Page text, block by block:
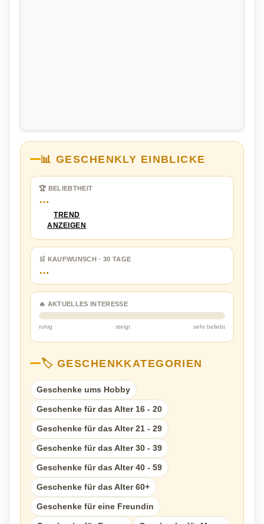
📊 GESCHENKLY EINBLICKE
🏆 BELIEBTHEIT
…
TREND
ANZEIGEN
🛒 KAUFWUNSCH · 30 TAGE
…
🔥 AKTUELLES INTERESSE
ruhig steigt sehr beliebt
🏷️ GESCHENKKATEGORIEN
Geschenke ums Hobby
Geschenke für das Alter 16 - 20
Geschenke für das Alter 21 - 29
Geschenke für das Alter 30 - 39
Geschenke für das Alter 40 - 59
Geschenke für das Alter 60+
Geschenke für eine Freundin